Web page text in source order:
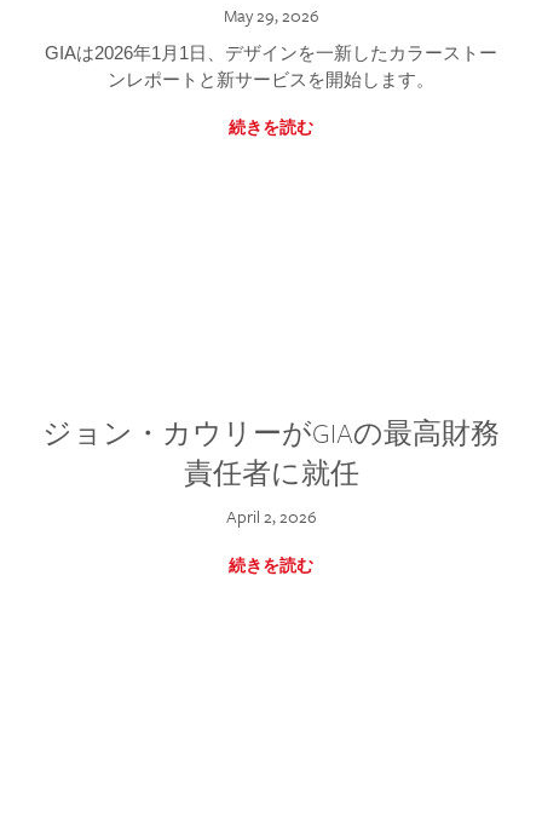
May 29, 2026
GIAは2026年1月1日、デザインを一新したカラーストー
ンレポートと新サービスを開始します。
続きを読む
ジョン・カウリーがGIAの最高財務
責任者に就任
April 2, 2026
続きを読む